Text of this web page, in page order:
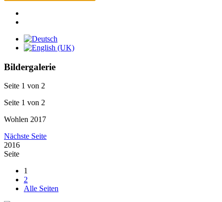
Bildergalerie
Seite 1 von 2
Seite 1 von 2
Wohlen 2017
Nächste Seite
2016
Seite
1
2
Alle Seiten